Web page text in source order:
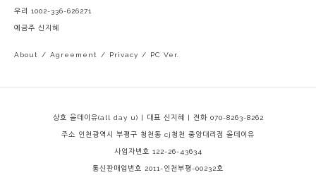
우리 1002-336-626271
예금주 신지혜
About / Agreement / Privacy / PC Ver.
상호 올데이유(all day u) | 대표 신지혜 | 전화 070-8263-8262
주소 인천광역시 부평구 청천동 cj청천 중앙대리점 올데이유
사업자번호 122-26-43634
통신판매업번호 2011-인천부평-00232호